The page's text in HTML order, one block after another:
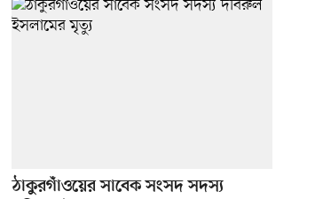
ঠাকুরগাঁওয়ের সাবেক সংসদ সদস্য